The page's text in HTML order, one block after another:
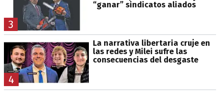
3
“ganar” sindicatos aliados
4
La narrativa libertaria cruje en
las redes y Milei sufre las
consecuencias del desgaste